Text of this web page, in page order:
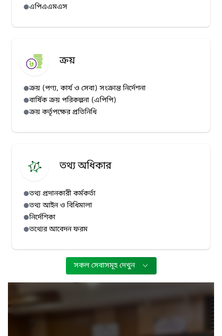
এপিএএমএস
ক্রয়
ক্রয় (পণ্য, কার্য ও সেবা) সংক্রান্ত নির্দেশনা
বার্ষিক ক্রয় পরিকল্পনা (এপিপি)
ক্রয় কর্তৃপক্ষের প্রতিনিধি
তথ্য অধিকার
তথ্য প্রদানকারী কর্মকর্তা
তথ্য আইন ও বিধিমালা
নির্দেশিকা
তথ্যের আবেদন ফরম
সকল সেবাসমূহ দেখুন